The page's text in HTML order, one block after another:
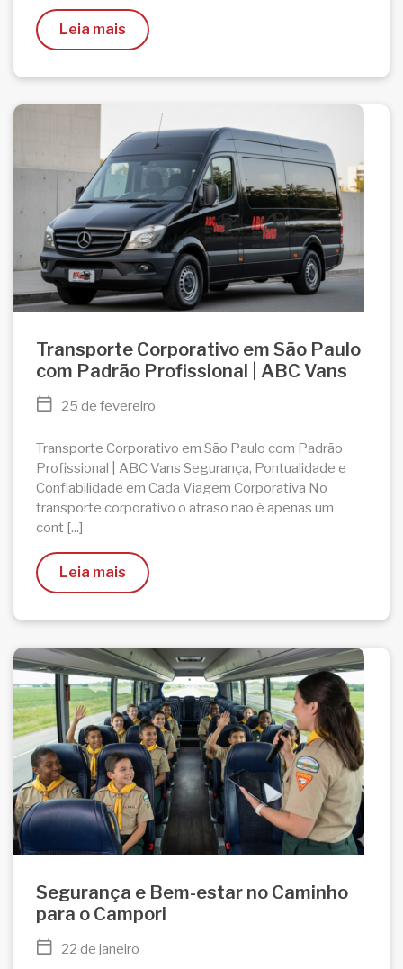
Leia mais
Transporte Corporativo em São Paulo
com Padrão Profissional | ABC Vans
25 de fevereiro
Transporte Corporativo em São Paulo com Padrão
Profissional | ABC Vans Segurança, Pontualidade e
Confiabilidade em Cada Viagem Corporativa No
transporte corporativo o atraso não é apenas um
cont [...]
Leia mais
Segurança e Bem-estar no Caminho
para o Campori
22 de janeiro